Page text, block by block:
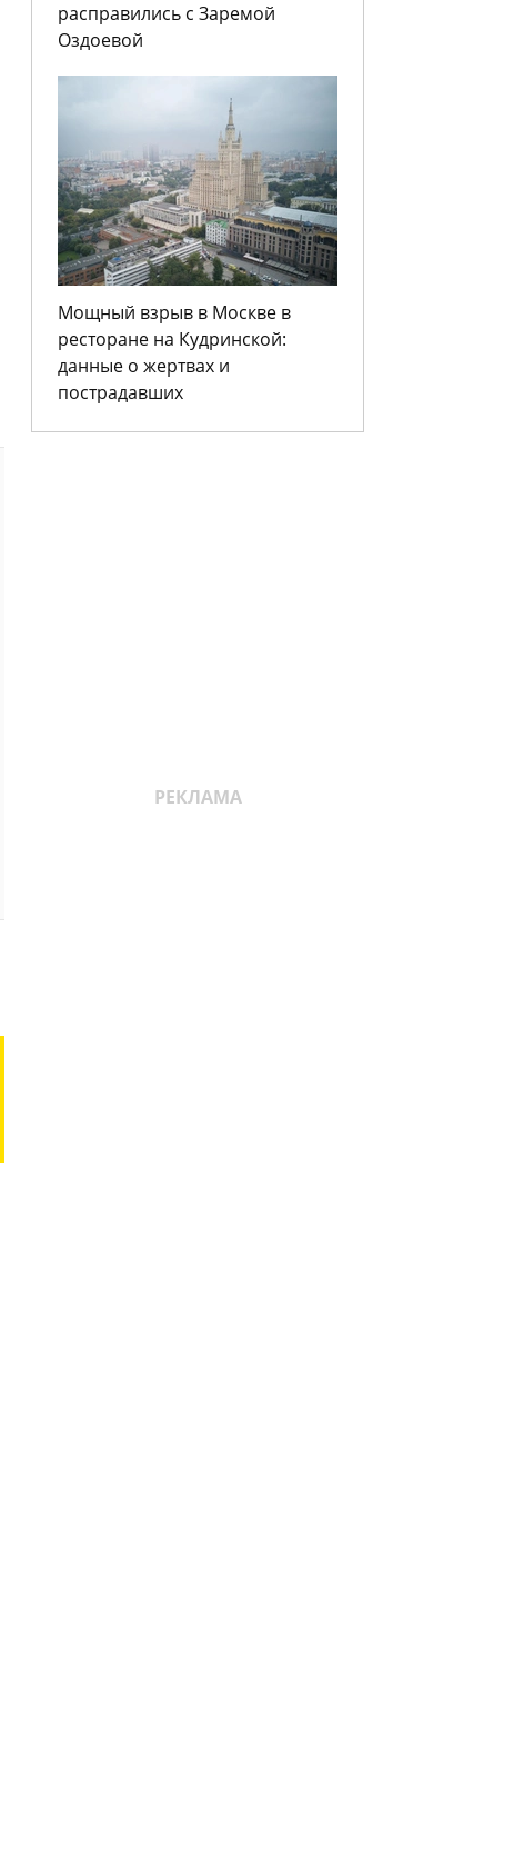
расправились с Заремой
Оздоевой
Мощный взрыв в Москве в
ресторане на Кудринской:
данные о жертвах и
пострадавших